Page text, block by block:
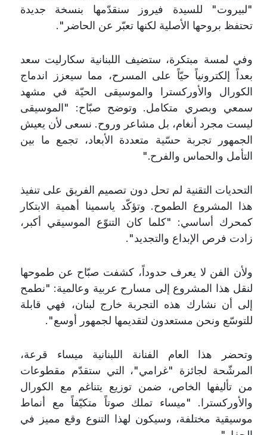
"لبيروت" للسيدة فيروز سنقدّمها بنسخة جديدة
تحتفظ بروحها الأصلية لكنها تعبّر عن الحاضر "
.
وفي لمسة مبتكرة، ستضيف اللبنانية سكارليت سعد
بعداً إلكترونياً حيّاً على المسرح، مما سيعزز اندماج
الكورال والأوركسترا والموسيقى الحيّة في مشهد
سمعي وبصري متكامل. وتوضح صبّاح: "الموسيقى
ليست مجرد أنغام، بل مشاعر وروح. نسعى لأن يعيش
الجمهور تجربة حسّية متعددة الأبعاد، تجمع ما بين
التأمل والحماس والفرح".
التحديات التقنية لم تحل دون تصميم الفريق على تنفيذ
هذا المشروع الطموح. وتؤكّد ياسمينا أهمية الابتكار
كمحرك أساسي: "كلما كان التنوّع الموسيقي أكبر،
زادت فرص الإبداع والتجديد"
.
ولأن الفن لا يعرف حدوداً، كشفت صبّاح عن طموحها
لنقل هذا المشروع إلى مسارح عربية وعالمية: "نطمح
إلى أن نشارك هذه التجربة خارج لبنان، فهي قابلة
للتوسّع ونحن مستعدون لتقديمها لجمهور أوسع"
.
وتحضر هذا العام الفنانة اللبنانية ميساء قرعة،
المرشّحة لجائزة "غرامي"، التي ستقدّم مقطوعات
من تأليفها الخاص، ضمن توزيع يتناغم مع الكورال
والأوركسترا. "ميساء تملك صوتاً متكيّفاً مع أنماط
موسيقية مختلفة، وسيكون لهذا التنوع وقع مميز في